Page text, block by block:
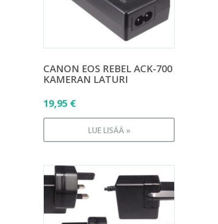
CANON EOS REBEL ACK-700
KAMERAN LATURI
19,95 €
LUE LISÄÄ »